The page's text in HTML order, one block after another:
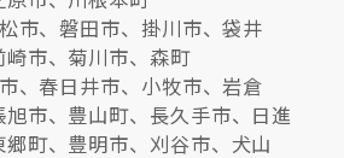
市、磐田市、掛川市、袋井
市、菊川市、森町
、春日井市、小牧市、岩倉
市、豊山町、長久手市、日進
町、豊明市、刈谷市、犬山